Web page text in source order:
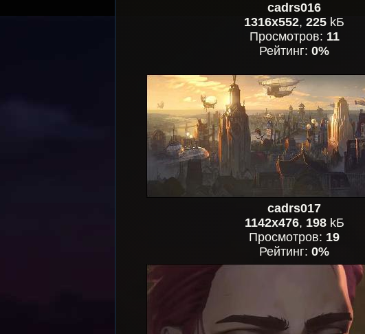
cadrs016
1316x552, 225 kБ
Просмотров: 11
Рейтинг: 0%
cadrs017
1142x476, 198kБ
Просмотров: 19
Рейтинг: 0%